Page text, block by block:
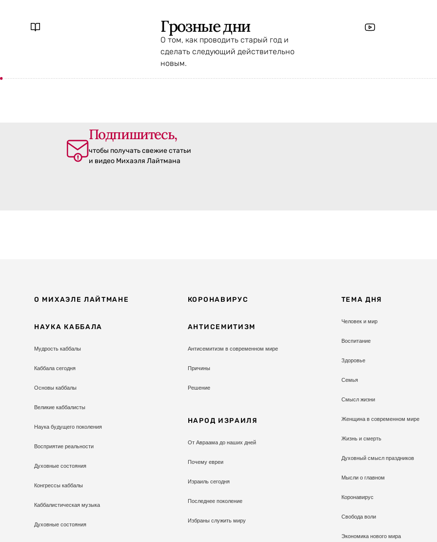
Грозные дни
О том, как проводить старый год и
сделать следующий действительно
новым.
Подпишитесь,
чтобы получать свежие статьи
и видео Михаэля Лайтмана
О МИХАЭЛЕ ЛАЙТМАНЕ
НАУКА КАББАЛА
Мудрость каббалы
Каббала сегодня
Основы каббалы
Великие каббалисты
Наука будущего поколения
Восприятие реальности
Духовные состояния
Конгрессы каббалы
Каббалистическая музыка
Духовные состояния
КОРОНАВИРУС
АНТИСЕМИТИЗМ
Антисемитизм в современном мире
Причины
Решение
НАРОД ИЗРАИЛЯ
От Авраама до наших дней
Почему евреи
Израиль сегодня
Последнее поколение
Избраны служить миру
ТЕМА ДНЯ
Человек и мир
Воспитание
Здоровье
Семья
Смысл жизни
Женщина в современном мире
Жизнь и смерть
Духовный смысл праздников
Мысли о главном
Коронавирус
Свобода воли
Экономика нового мира